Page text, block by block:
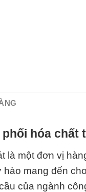
hóa chất
là một đơn vị
mang đến
của ngành